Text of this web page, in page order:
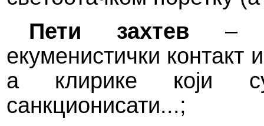
Пети захтев –
екуменистички контакт
а клирике који
санкционисати...;